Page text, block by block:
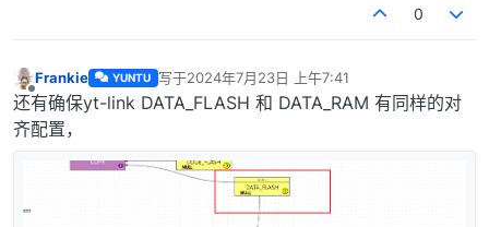
0
离线
Frankie YUNTU 写于2024年7月23日 上午7:41
最后由 编辑
还有确保yt-link DATA_FLASH 和 DATA_RAM 有同样的对
齐配置，